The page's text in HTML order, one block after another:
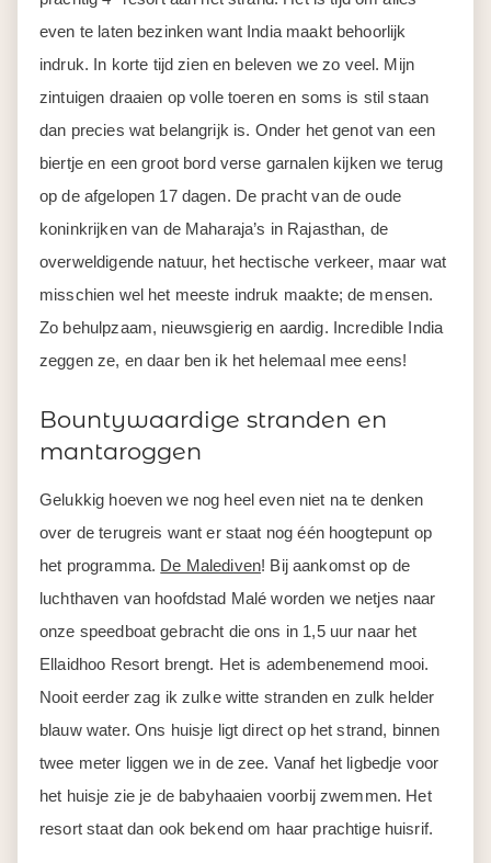
even te laten bezinken want India maakt behoorlijk
indruk. In korte tijd zien en beleven we zo veel. Mijn
zintuigen draaien op volle toeren en soms is stil staan
dan precies wat belangrijk is. Onder het genot van een
biertje en een groot bord verse garnalen kijken we terug
op de afgelopen 17 dagen. De pracht van de oude
koninkrijken van de Maharaja’s in Rajasthan, de
overweldigende natuur, het hectische verkeer, maar wat
misschien wel het meeste indruk maakte; de mensen.
Zo behulpzaam, nieuwsgierig en aardig. Incredible India
zeggen ze, en daar ben ik het helemaal mee eens!
Bountywaardige stranden en
mantaroggen
Gelukkig hoeven we nog heel even niet na te denken
over de terugreis want er staat nog één hoogtepunt op
het programma. De Malediven! Bij aankomst op de
luchthaven van hoofdstad Malé worden we netjes naar
onze speedboat gebracht die ons in 1,5 uur naar het
Ellaidhoo Resort brengt. Het is adembenemend mooi.
Nooit eerder zag ik zulke witte stranden en zulk helder
blauw water. Ons huisje ligt direct op het strand, binnen
twee meter liggen we in de zee. Vanaf het ligbedje voor
het huisje zie je de babyhaaien voorbij zwemmen. Het
resort staat dan ook bekend om haar prachtige huisrif.